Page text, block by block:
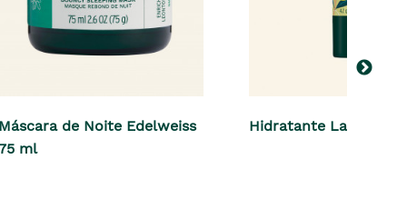
Máscara de Noite Edelweiss
ml
Hidratante Labial